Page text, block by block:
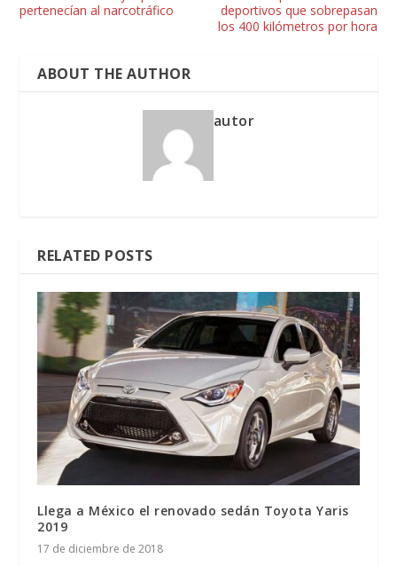
pertenecían al narcotráfico
deportivos que sobrepasan
los 400 kilómetros por hora
ABOUT THE AUTHOR
autor
RELATED POSTS
Llega a México el renovado sedán Toyota Yaris
2019
17 de diciembre de 2018